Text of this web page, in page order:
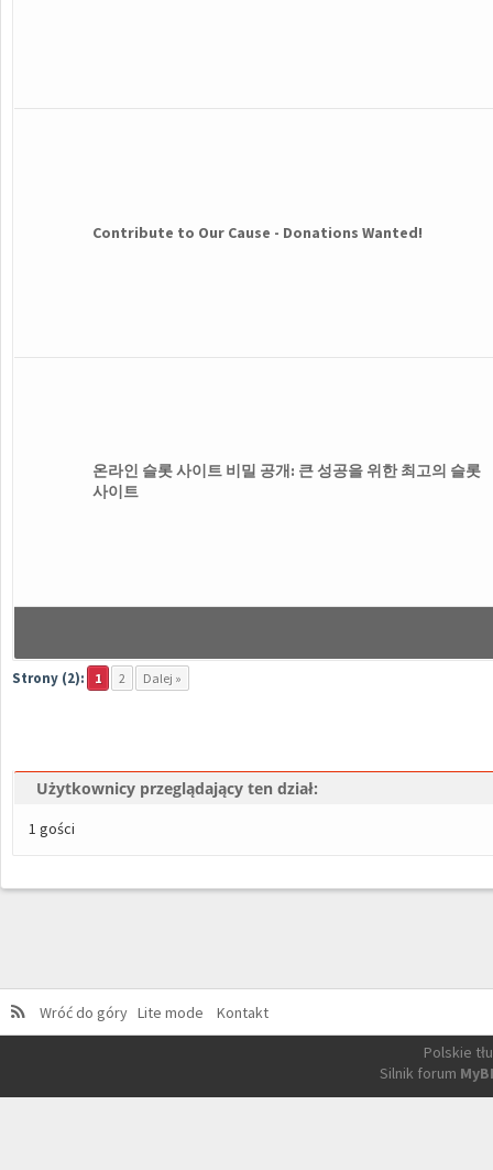
Contribute to Our Cause - Donations Wanted!
온라인 슬롯 사이트 비밀 공개: 큰 성공을 위한 최고의 슬롯
사이트
Strony (2): 1 2 Dalej »
Użytkownicy przeglądający ten dział:
1 gości
Wróć do góry Lite mode
Kontakt
Polskie
Silnik forum